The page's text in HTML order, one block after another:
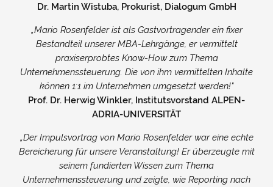
Dr. Martin Wistuba, Prokurist, Dialogum GmbH
„Mario Rosenfelder ist als Gastvortragender ein fixer
Bestandteil unserer MBA-Lehrgänge, er vermittelt
praxiserprobtes Know-How zum Thema
Unternehmenssteuerung. Die von ihm vermittelten Inhalte
können 1:1 im Unternehmen umgesetzt werden!"
Prof. Dr. Herwig Winkler, Institutsvorstand ALPEN-
ADRIA-UNIVERSITÄT
„Der Impulsvortrag von Mario Rosenfelder war eine echte
Bereicherung für unsere Veranstaltung! Er überzeugte mit
seinem fundierten Wissen zum Thema
Unternehmenssteuerung und zeigte, wie Reporting nach